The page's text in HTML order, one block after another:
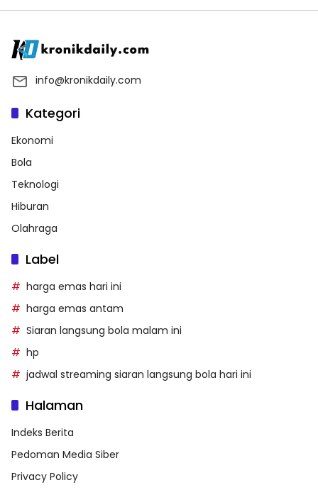
info@kronikdaily.com
Kategori
Ekonomi
Bola
Teknologi
Hiburan
Olahraga
Label
harga emas hari ini
harga emas antam
Siaran langsung bola malam ini
hp
jadwal streaming siaran langsung bola hari ini
Halaman
Indeks Berita
Pedoman Media Siber
Privacy Policy